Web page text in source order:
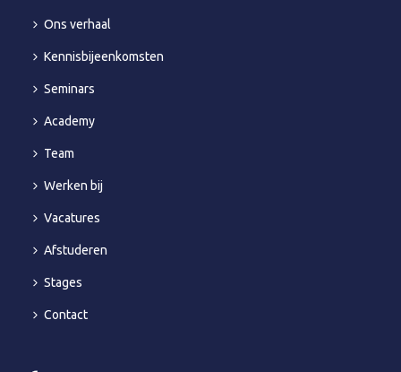
Ons verhaal
Kennisbijeenkomsten
Seminars
Academy
Team
Werken bij
Vacatures
Afstuderen
Stages
Contact